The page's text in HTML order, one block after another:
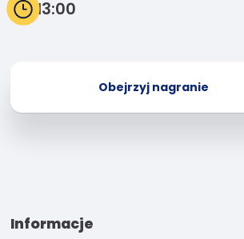
13:00
Obejrzyj nagranie
Informacje